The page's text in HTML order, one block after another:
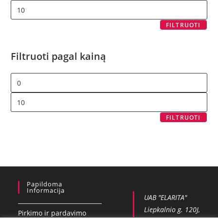
FILTRUOTI
Filtruoti pagal kainą
FILTRUOTI
Papildoma
Informacija
Pirkimo ir pardavimo
UAB "ELARITA"
Liepkalnio g. 120J,